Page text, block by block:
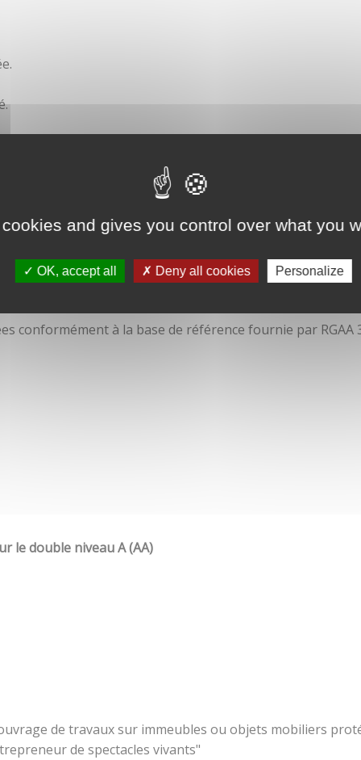
and gives you control over what you
OK, accept all Deny all cookies Personalize
conformément à la base de référence fournie par RGAA
le double niveau A (AA)
de travaux sur immeubles ou objets mobiliers
de spectacles vivants"